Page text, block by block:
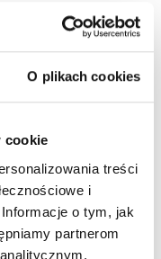
O plikach cookies
cookie
treści
i
o tym, jak
partnerom
tylko te,
ś (innym razem ź,